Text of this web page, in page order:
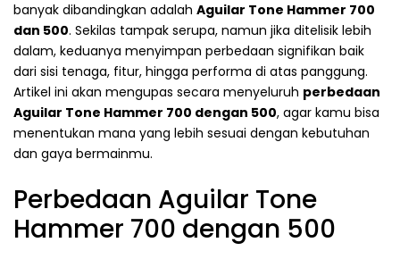
banyak dibandingkan adalah Aguilar Tone Hammer 700
dan 500. Sekilas tampak serupa, namun jika ditelisik lebih
dalam, keduanya menyimpan perbedaan signifikan baik
dari sisi tenaga, fitur, hingga performa di atas panggung.
Artikel ini akan mengupas secara menyeluruh perbedaan
Aguilar Tone Hammer 700 dengan 500, agar kamu bisa
menentukan mana yang lebih sesuai dengan kebutuhan
dan gaya bermainmu.
Perbedaan Aguilar Tone
Hammer 700 dengan 500